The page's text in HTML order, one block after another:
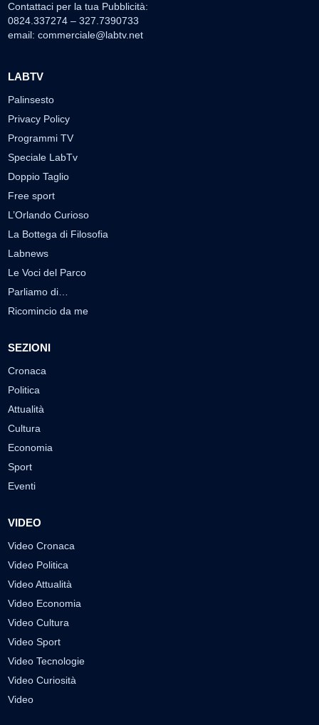
Contattaci per la tua Pubblicità:
0824.337274 – 327.7390733
email: commerciale@labtv.net
LABTV
Palinsesto
Privacy Policy
Programmi TV
Speciale LabTv
Doppio Taglio
Free sport
L’Orlando Curioso
La Bottega di Filosofia
Labnews
Le Voci del Parco
Parliamo di…
Ricomincio da me
SEZIONI
Cronaca
Politica
Attualità
Cultura
Economia
Sport
Eventi
VIDEO
Video Cronaca
Video Politica
Video Attualità
Video Economia
Video Cultura
Video Sport
Video Tecnologie
Video Curiosità
Video